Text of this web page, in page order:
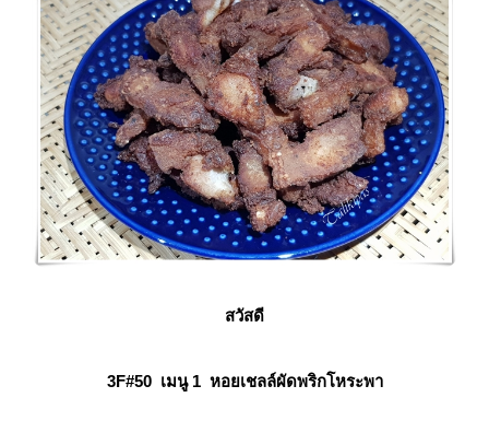
สวัสดี
3F#50 เมนู 1 หอยเชลล์ผัดพริกโหระพา